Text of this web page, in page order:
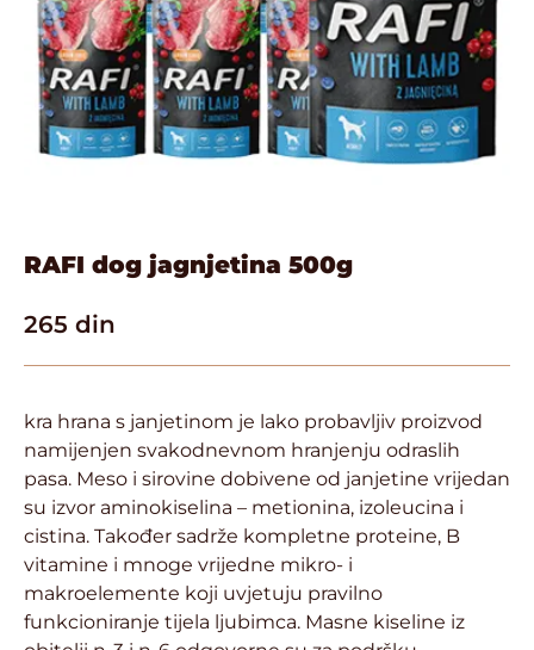
RAFI dog jagnjetina 500g
265 din
kra hrana s janjetinom je lako probavljiv proizvod
namijenjen svakodnevnom hranjenju odraslih
pasa. Meso i sirovine dobivene od janjetine vrijedan
su izvor aminokiselina – metionina, izoleucina i
cistina. Također sadrže kompletne proteine, B
vitamine i mnoge vrijedne mikro- i
makroelemente koji uvjetuju pravilno
funkcioniranje tijela ljubimca. Masne kiseline iz